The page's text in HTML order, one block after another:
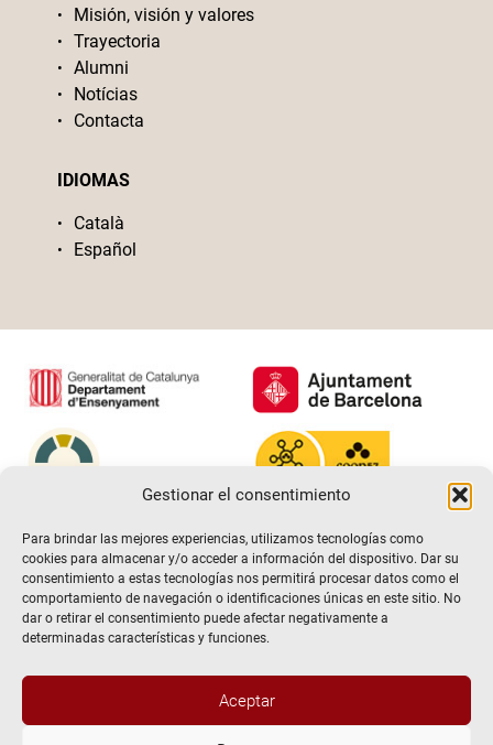
Gestionar el consentimiento
Para brindar las mejores experiencias, utilizamos tecnologías como
cookies para almacenar y/o acceder a información del dispositivo. Dar su
consentimiento a estas tecnologías nos permitirá procesar datos como el
comportamiento de navegación o identificaciones únicas en este sitio. No
dar o retirar el consentimiento puede afectar negativamente a
determinadas características y funciones.
Aceptar
Misión, visión y valores
Trayectoria
Alumni
Notícias
Contacta
IDIOMAS
Català
Español